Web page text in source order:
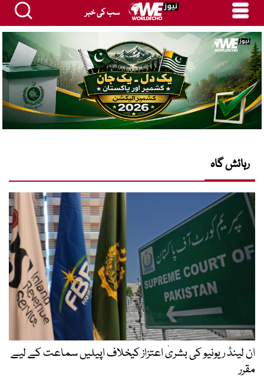
سب کی خبر
رہائش گاہ
ان لینڈ ریونیو کی بشریٰ اعتزاز کیخلاف اپیلیں سماعت کے لیے
مقرر